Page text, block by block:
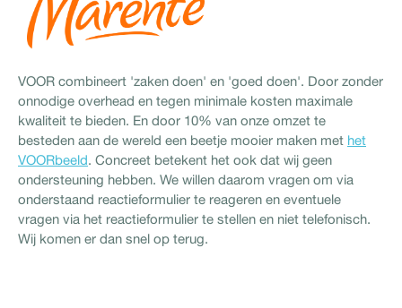
VOOR combineert 'zaken doen' en 'goed doen'. Door zonder
onnodige overhead en tegen minimale kosten maximale
kwaliteit te bieden. En door 10% van onze omzet te
besteden aan de wereld een beetje mooier maken met het
VOORbeeld. Concreet betekent het ook dat wij geen
ondersteuning hebben. We willen daarom vragen om via
onderstaand reactieformulier te reageren en eventuele
vragen via het reactieformulier te stellen en niet telefonisch.
Wij komen er dan snel op terug.